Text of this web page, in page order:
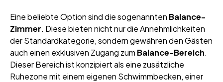
Eine beliebte Option sind die sogenannten Balance-
Zimmer. Diese bieten nicht nur die Annehmlichkeiten
der Standardkategorie, sondern gewähren den Gästen
auch einen exklusiven Zugang zum Balance-Bereich.
Dieser Bereich ist konzipiert als eine zusätzliche
Ruhezone mit einem eigenen Schwimmbecken, einer